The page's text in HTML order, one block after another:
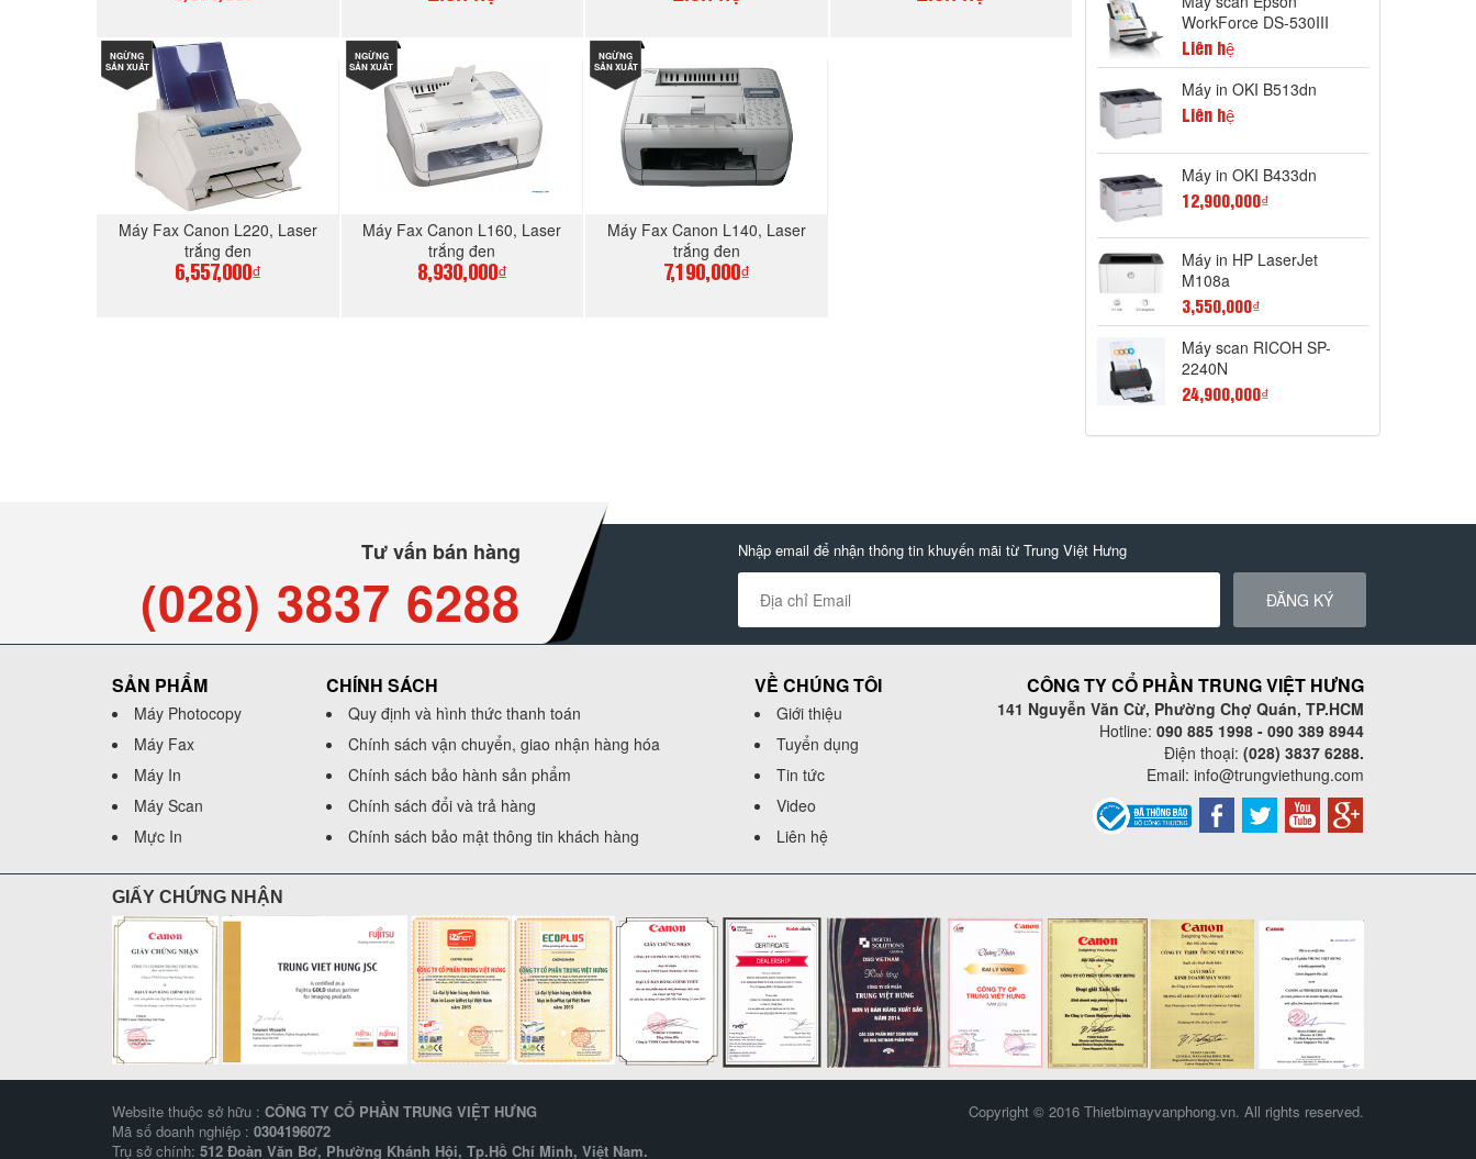
MUA NGAY
NGỪNG
SẢN XUẤT
Máy Fax Canon L220, Laser
trắng đen
6,557,000₫
NGỪNG
SẢN XUẤT
Máy Fax Canon L160, Laser
trắng đen
8,930,000₫
NGỪNG
SẢN XUẤT
Máy Fax Canon L140, Laser
trắng đen
7,190,000₫
WorkForce DS-530III
Liên hệ
Máy in OKI B513dn
Liên hệ
Máy in OKI B433dn
12,900,000₫
Máy in HP LaserJet
M108a
3,550,000₫
Máy scan RICOH SP-
2240N
24,900,000₫
Tư vấn bán hàng
(028) 3837 6288
Nhập email để nhận thông tin khuyến mãi từ Trung Việt Hưng
ĐĂNG KÝ
SẢN PHẨM
Máy Photocopy
Máy Fax
Máy In
Máy Scan
Mực In
CHÍNH SÁCH
Quy định và hình thức thanh toán
Chính sách vận chuyển, giao nhận hàng hóa
Chính sách bảo hành sản phẩm
Chính sách đổi và trả hàng
Chính sách bảo mật thông tin khách hàng
VỀ CHÚNG TÔI
Giới thiệu
Tuyển dụng
Tin tức
Video
Liên hệ
CÔNG TY CỔ PHẦN TRUNG VIỆT HƯNG
141 Nguyễn Văn Cừ, Phường Chợ Quán, TP.HCM
Hotline: 090 885 1998 - 090 389 8944
Điện thoại: (028) 3837 6288.
Email: info@trungviethung.com
GIẤY CHỨNG NHẬN
Website thuộc sở hữu : CÔNG TY CỔ PHẦN TRUNG VIỆT HƯNG
Mã số doanh nghiệp : 0304196072
Trụ sở chính: 512 Đoàn Văn Bơ, Phường Khánh Hội, Tp.Hồ Chí Minh, Việt Nam.
Copyright © 2016 Thietbimayvanphong.vn. All rights reserved.